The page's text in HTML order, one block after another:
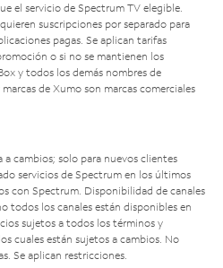
el servicio de Spectrum TV elegible.
suscripciones por separado para
pagas. Se aplican tarifas
o si no se mantienen los
y todos los demás nombres de
de Xumo son marcas comerciales
cambios; solo para nuevos clientes
servicios de Spectrum en los últimos
con Spectrum. Disponibilidad de canales
todos los canales están disponibles en
sujetos a todos los términos y
cuales están sujetos a cambios. No
Se aplican restricciones.